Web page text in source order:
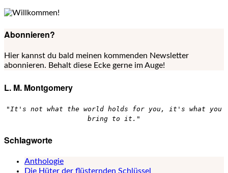
Abonnieren?
Hier kannst du bald meinen kommenden Newsletter
abonnieren. Behalt diese Ecke gerne im Auge!
L. M. Montgomery
"It's not what the world holds for you, it's what you
bring to it."
Schlagworte
Anthologie
Die Hüter der flüsternden Schlüssel